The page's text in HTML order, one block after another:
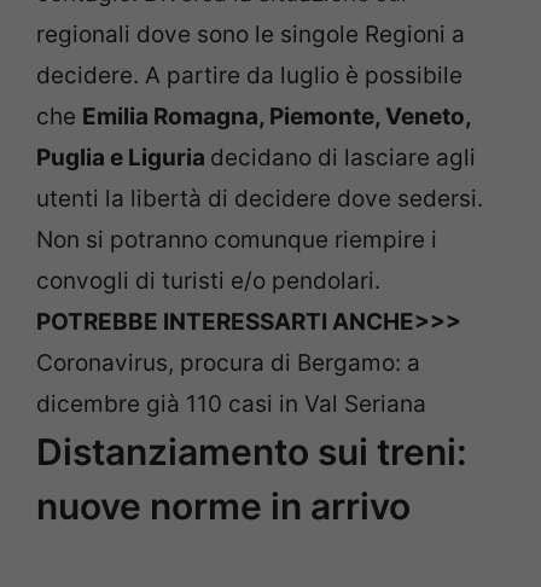
regionali dove sono le singole Regioni a
decidere. A partire da luglio è possibile
che Emilia Romagna, Piemonte, Veneto,
Puglia e Liguria decidano di lasciare agli
utenti la libertà di decidere dove sedersi.
Non si potranno comunque riempire i
convogli di turisti e/o pendolari.
POTREBBE INTERESSARTI ANCHE>>>
Coronavirus, procura di Bergamo: a
dicembre già 110 casi in Val Seriana
Distanziamento sui treni:
nuove norme in arrivo